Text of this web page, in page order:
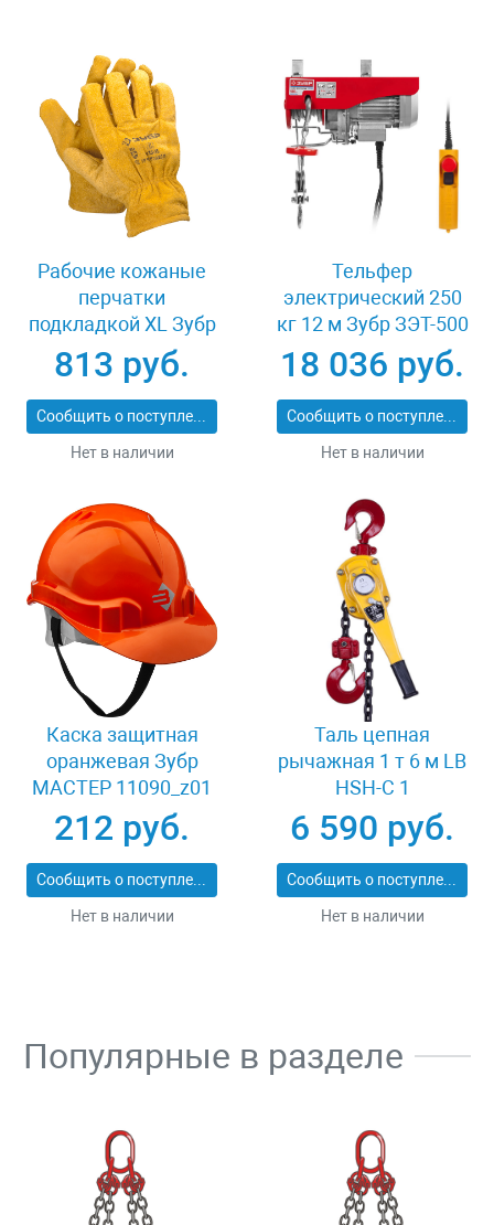
Рабочие кожаные
перчатки
подкладкой XL Зубр
МАСТЕР 1135-XL
813 руб.
Сообщить о поступлении
Нет в наличии
Тельфер
электрический 250
кг 12 м Зубр ЗЭТ-500
18 036 руб.
Сообщить о поступлении
Нет в наличии
Каска защитная
оранжевая Зубр
МАСТЕР 11090_z01
212 руб.
Сообщить о поступлении
Нет в наличии
Таль цепная
рычажная 1 т 6 м LB
HSH-C 1
6 590 руб.
Сообщить о поступлении
Нет в наличии
Популярные в разделе